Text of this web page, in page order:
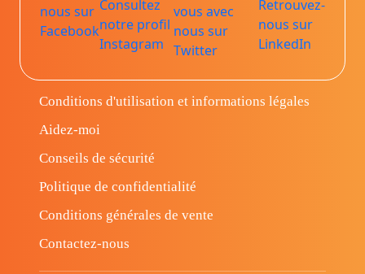
Conditions d'utilisation et informations légales
Aidez-moi
Conseils de sécurité
Politique de confidentialité
Conditions générales de vente
Contactez-nous